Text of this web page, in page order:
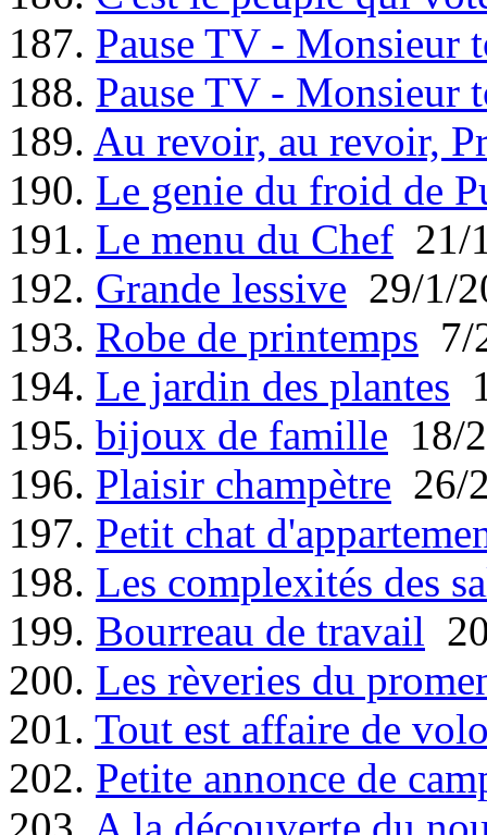
187. Pause TV - Monsieur
188. Pause TV - Monsieur
189. Au revoir, au revoir,
190. Le genie du froid de
191. Le menu du Chef 21/
192. Grande lessive 29/1/
193. Robe de printemps 7/
194. Le jardin des plantes
195. bijoux de famille 18/
196. Plaisir champètre 26/
197. Petit chat
198. Les complexités des
199. Bourreau de travail
200. Les rèveries du
201. Tout est affaire de
202. Petite annonce de